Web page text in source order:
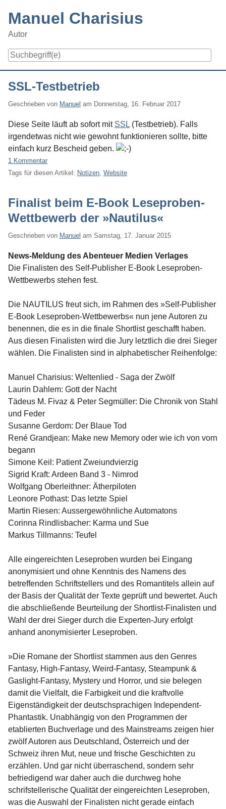
content
Manuel Charisius
Autor
SSL-Testbetrieb
Geschrieben von Manuel am Donnerstag, 16. Februar 2017
Diese Seite läuft ab sofort mit SSL (Testbetrieb). Falls
irgendetwas nicht wie gewohnt funktionieren sollte, bitte
einfach kurz Bescheid geben.
1 Kommentar
Tags für diesen Artikel: Notizen Website
Finalist beim E-Book Leseproben-
Wettbewerb der »Nautilus«
Geschrieben von Manuel am Samstag, 17. Januar 2015
News-Meldung des Abenteuer Medien Verlages
Die Finalisten des Self-Publisher E-Book Leseproben-
Wettbewerbs stehen fest.
Die NAUTILUS freut sich, im Rahmen des »Self-Publisher
E-Book Leseproben-Wettbewerbs« nun jene Autoren zu
benennen, die es in die finale Shortlist geschafft haben.
Aus diesen Finalisten wird die Jury letztlich die drei Sieger
wählen. Die Finalisten sind in alphabetischer Reihenfolge:
Manuel Charisius: Weltenlied - Saga der Zwölf
Laurin Dahlem: Gott der Nacht
Tädeus M. Fivaz & Peter Segmüller: Die Chronik von Stahl
und Feder
Susanne Gerdom: Der Blaue Tod
René Grandjean: Make new Memory oder wie ich von vorn
begann
Simone Keil: Patient Zweiundvierzig
Sigrid Kraft: Ardeen Band 3 - Nimrod
Wolfgang Oberleithner: Ätherpiloten
Leonore Pothast: Das letzte Spiel
Martin Riesen: Aussergewöhnliche Automatons
Corinna Rindlisbacher: Karma und Sue
Markus Tillmanns: Teufel
Alle eingereichten Leseproben wurden bei Eingang
anonymisiert und ohne Kenntnis des Namens des
betreffenden Schriftstellers und des Romantitels allein auf
der Basis der Qualität der Texte geprüft und bewertet. Auch
die abschließende Beurteilung der Shortlist-Finalisten und
Wahl der drei Sieger durch die Experten-Jury erfolgt
anhand anonymisierter Leseproben.
»Die Romane der Shortlist stammen aus den Genres
Fantasy, High-Fantasy, Weird-Fantasy, Steampunk &
Gaslight-Fantasy, Mystery und Horror, und sie belegen
damit die Vielfalt, die Farbigkeit und die kraftvolle
Eigenständigkeit der deutschsprachigen Independent-
Phantastik. Unabhängig von den Programmen der
etablierten Buchverlage und des Mainstreams zeigen hier
zwölf Autoren aus Deutschland, Österreich und der
Schweiz ihren Mut, neue und frische Geschichten zu
erzählen. Und gar nicht überraschend, sondern sehr
befriedigend war daher auch die durchweg hohe
schrifstellerische Qualität der eingereichten Leseproben,
was die Auswahl der Finalisten nicht gerade einfach